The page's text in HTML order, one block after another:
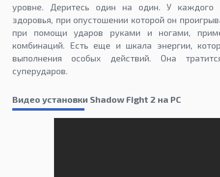
уровне. Деритесь один на один. У каждого
здоровья, при опустошении которой он
при помощи ударов руками и ногами,
комбинаций. Есть еще и шкала энергии,
выполнения особых действий. Она
суперударов.
Видео установки Shadow Fight 2 на PC